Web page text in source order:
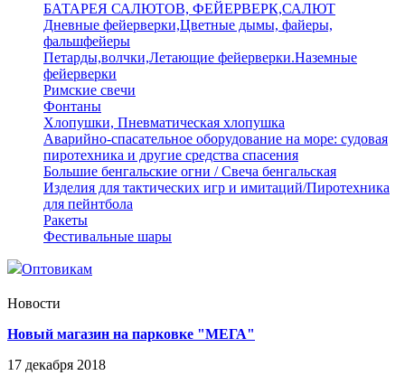
БАТАРЕЯ САЛЮТОВ, ФЕЙЕРВЕРК,САЛЮТ
Дневные фейерверки,Цветные дымы, файеры,
фальшфейеры
Петарды,волчки,Летающие фейерверки.Наземные
фейерверки
Римские свечи
Фонтаны
Хлопушки, Пневматическая хлопушка
Аварийно-спасательное оборудование на море: судовая
пиротехника и другие средства спасения
Большие бенгальские огни / Свеча бенгальская
Изделия для тактических игр и имитаций/Пиротехника
для пейнтбола
Ракеты
Фестивальные шары
Оптовикам
Новости
Новый магазин на парковке "МЕГА"
17 декабря 2018